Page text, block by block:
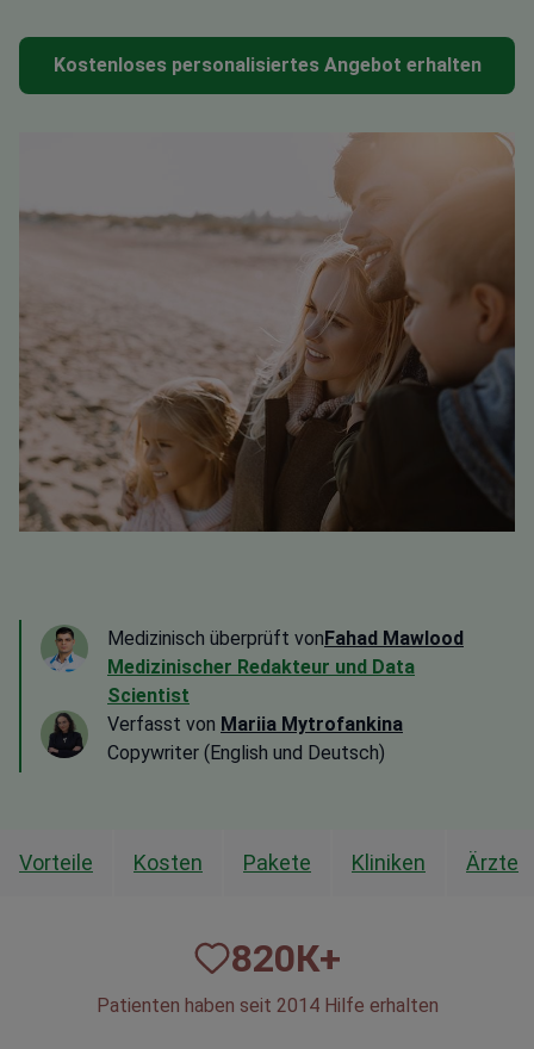
Kostenloses personalisiertes Angebot erhalten
Medizinisch überprüft vonFahad Mawlood
Medizinischer Redakteur und Data
Scientist
Verfasst von Mariia Mytrofankina
Copywriter (English und Deutsch)
Vorteile Kosten Pakete Kliniken Ärzte
820К+
Patienten haben seit 2014 Hilfe erhalten